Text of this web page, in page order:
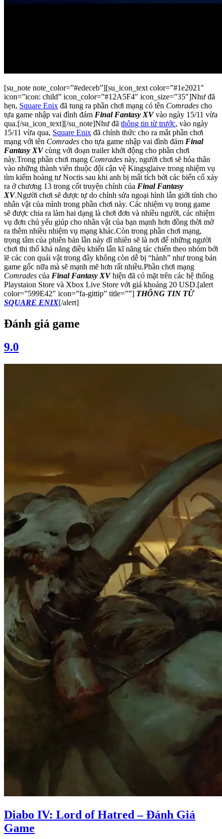
[su_note note_color=”#edeceb”][su_icon_text color=”#1e2021″
icon=”icon: child” icon_color=”#12A5F4″ icon_size=”35″]Như đã
hẹn, Square Enix đã tung ra phần chơi mạng có tên Comrades cho
tựa game nhập vai đình đám Final Fantasy XV vào ngày 15/11 vừa
qua.[/su_icon_text][/su_note]Như đã thông tin từ trước, vào ngày
15/11 vừa qua, Square Enix đã chính thức cho ra mắt phần chơi
mạng với tên Comrades cho tựa game nhập vai đình đám Final
Fantasy XVcùng với đoạn trailer khởi động cho phần chơi
này.Trong phần chơi mạng Comrades này, người chơi sẽ hóa thân
vào những thành viên thuộc đội cận vệ Kingsglaive trong nhiệm vụ
tìm kiếm hoàng tư Noctis sau khi anh bị mất tích bởi các biến cố xảy
ra ở chương 13 trong cốt truyện chính của Final Fantasy
XV.Người chơi sẽ được tự do chỉnh sửa ngoại hình lẫn giới tính cho
nhân vật của mình trong phần chơi này. Các nhiệm vụ trong game
sẽ được chia ra làm hai dạng là chơi đơn và nhiều người, các nhiệm
vụ đơn chủ yếu giúp cho nhân vật của bạn mạnh hơn đồng thời mở
ra thêm nhiều nhiệm vụ mạng khác.Còn trong phần chơi mạng,
trọng tâm của phiên bản lần này dĩ nhiên sẽ là nơi để những người
chơi thi thố khả năng điều khiển lẫn kĩ năng tác chiến theo nhóm bởi
lẽ các con quái vật trong đây không còn dễ bị “hành” như trong bản
game gốc nữa mà sẽ mạnh mẽ hơn rất nhiều.Phần chơi mạng
Comrades của Final Fantasy XVhiện đã có mặt trên các hệ thống
Playstaion Store và Xbox Live Store với giá khoảng 20 USD.[alert
color=”599E42″ icon=”fa-gittip” title=””] THÔNG TIN TỪ
SQUARE ENIX[/alert]
Đánh giá game
9.0
Diabo IV: Lord of Hatred – Đánh Giá
Game